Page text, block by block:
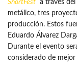
ShortFest a través
metálico, tres
producción. Estos
Eduardo Álvarez
Durante el evento
considerado de mejor